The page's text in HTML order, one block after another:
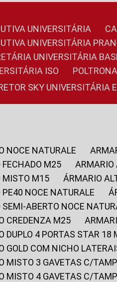
UNIVERSITÁRIA
UNIVERSITÁRIA
UNIVERSITÁRIA
ISO
SKY UNIVERSITÁRIA
NOCE NATURALE
FECHADO M25
MISTO M15
ÁRMARIO
PE40 NOCE NATURALE
SEMI-ABERTO NOCE
CREDENZA M25
DUPLO 4 PORTAS STAR 18
GOLD COM NICHO
MISTO 3 GAVETAS C/
MISTO 4 GAVETAS C/